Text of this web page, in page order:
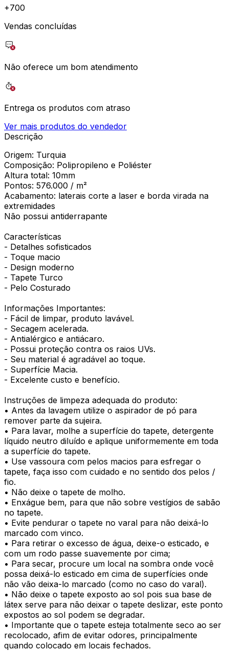
+700
Vendas concluídas
Não oferece um bom atendimento
Entrega os produtos com atraso
Ver mais produtos do vendedor
Descrição
Origem: Turquia
Composição: Polipropileno e Poliéster
Altura total: 10mm
Pontos: 576.000 / m²
Acabamento: laterais corte a laser e borda virada na
extremidades
Não possui antiderrapante
Características
- Detalhes sofisticados
- Toque macio
- Design moderno
- Tapete Turco
- Pelo Costurado
Informações Importantes:
- Fácil de limpar, produto lavável.
- Secagem acelerada.
- Antialérgico e antiácaro.
- Possui proteção contra os raios UVs.
- Seu material é agradável ao toque.
- Superfície Macia.
- Excelente custo e benefício.
Instruções de limpeza adequada do produto:
• Antes da lavagem utilize o aspirador de pó para
remover parte da sujeira.
• Para lavar, molhe a superfície do tapete, detergente
líquido neutro diluído e aplique uniformemente em toda
a superfície do tapete.
• Use vassoura com pelos macios para esfregar o
tapete, faça isso com cuidado e no sentido dos pelos /
fio.
• Não deixe o tapete de molho.
• Enxágue bem, para que não sobre vestígios de sabão
no tapete.
• Evite pendurar o tapete no varal para não deixá-lo
marcado com vinco.
• Para retirar o excesso de água, deixe-o esticado, e
com um rodo passe suavemente por cima;
• Para secar, procure um local na sombra onde você
possa deixá-lo esticado em cima de superfícies onde
não vão deixa-lo marcado (como no caso do varal).
• Não deixe o tapete exposto ao sol pois sua base de
látex serve para não deixar o tapete deslizar, este ponto
expostos ao sol podem se degradar.
• Importante que o tapete esteja totalmente seco ao ser
recolocado, afim de evitar odores, principalmente
quando colocado em locais fechados.